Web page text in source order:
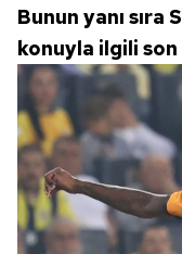
Bunun yanı
konuyla ilgili son